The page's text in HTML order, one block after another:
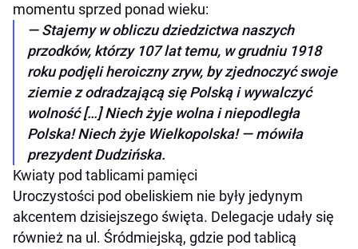
momentu sprzed ponad wieku:
— Stajemy w obliczu dziedzictwa naszych
przodków, którzy 107 lat temu, w grudniu 1918
roku podjęli heroiczny zryw, by zjednoczyć swoje
ziemie z odradzającą się Polską i wywalczyć
wolność […] Niech żyje wolna i niepodległa
Polska! Niech żyje Wielkopolska! — mówiła
prezydent Dudzińska.
Kwiaty pod tablicami pamięci
Uroczystości pod obeliskiem nie były jedynym
akcentem dzisiejszego święta. Delegacje udały się
również na ul. Śródmiejską, gdzie pod tablicą